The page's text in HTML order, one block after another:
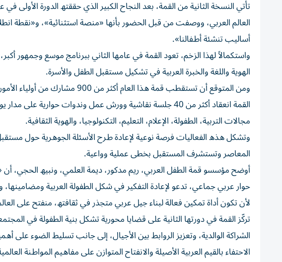
اﻟﻌﺎﻟﻢ اﻟﻌﺮﺑﻲ، ووﺻﻔﺖ ﻣﻦ ﻗﺒﻞ اﻟﺤﻀﻮر ﺑﺄﻧﮭﺎ «ﻣﻨﺼﺔ اﺳﺘﺜﻨﺎﺋﯿﺔ»، و«ﻧﻘﻄﺔ
أﺳﺎﻟﯿﺐ ﺗﻨﺸﺌﺔ أطﻔﺎﻟﻨﺎ».
واﺳﺘﻜﻤﺎﻻً ﻟﮭﺬا اﻟﺰﺧﻢ، ﺗﻌﻮد اﻟﻘﻤﺔ ﻓﻲ ﻋﺎﻣﮭﺎ اﻟﺜﺎﻧﻲ ﺑﺒﺮﻧﺎﻣﺞ ﻣﻮﺳﻊ وﺟﻤﮭﻮر
اﻟﮭﻮﯾﺔ واﻟﻠﻐﺔ واﻟﺨﺒﺮة اﻟﻌﺮﺑﯿﺔ ﻓﻲ ﺗﺸﻜﯿﻞ ﻣﺴﺘﻘﺒﻞ اﻟﻄﻔﻞ واﻷﺳﺮة.
وﻣﻦ اﻟﻤﺘﻮﻗﻊ أن ﺗﺴﺘﻘﻄﺐ ﻗﻤﺔ ھﺬا
اﻟﻘﻤﺔ اﻧﻌﻘﺎد أﻛﺜﺮ ﻣﻦ 40 ﺟﻠﺴﺔ ﻧﻘﺎﺷﯿﺔ وورش ﻋﻤﻞ وﻧﺪوات
ﻣﺠﺎﻻت اﻟﺘﺮﺑﯿﺔ، اﻟﻄﻔﻮﻟﺔ، اﻹﻋﻼم، اﻟﺘﻌﻠﯿﻢ، اﻟﺘﻜﻨﻮﻟﻮﺟﯿﺎ، واﻟﮭﻮﯾﺔ اﻟﺜﻘﺎﻓﯿﺔ.
وﺗﺸﻜﻞ ھﺬه اﻟﻔﻌﺎﻟﯿﺎت ﻓﺮﺻﺔ ﻧﻮﻋﯿﺔ ﻹﻋﺎدة طﺮح اﻷﺳﺌﻠﺔ اﻟﺠﻮھﺮﯾﺔ ﺣﻮل
اﻟﻤﻌﺎﺻﺮ وﺗﺴﺘﺸﺮف اﻟﻤﺴﺘﻘﺒﻞ ﺑﺨﻄﻰ ﻋﻤﻠﯿﺔ وواﻋﯿﺔ.
أوﺿﺢ ﻣﺆﺳﺴﻮ ﻗﻤﺔ اﻟﻄﻔﻞ اﻟﻌﺮﺑﻲ، رﯾﻢ ﻣﺪﻛﻮر، دﯾﻤﺔ اﻟﻌﻠﻤﻲ، وﻧﺒﯿﮫ اﻟﺤﺠﻲ،
ﺣﻮار ﻋﺮﺑﻲ ﺟﻤﺎﻋﻲ، ﺗﺪﻋﻮ ﻹﻋﺎدة اﻟﺘﻔﻜﯿﺮ ﻓﻲ ﺷﻜﻞ اﻟﻄﻔﻮﻟﺔ اﻟﻌﺮﺑﯿﺔ
ﻷن ﺗﻜﻮن أداة ﺗﻤﻜﯿﻦ ﻓﻌﺎﻟﺔ ﻟﺒﻨﺎء ﺟﯿﻞ ﻋﺮﺑﻲ ﻣﺘﺠﺬر ﻓﻲ ﺛﻘﺎﻓﺘﮫ، ﻣﻨﻔﺘﺢ ﻋﻠﻰ
ﺗﺮﻛّﺰ اﻟﻘﻤﺔ ﻓﻲ دورﺗﮭﺎ اﻟﺜﺎﻧﯿﺔ ﻋﻠﻰ ﻗﻀﺎﯾﺎ ﻣﺤﻮرﯾﺔ ﺗﺸﻜﻞ ﺑﻨﯿﺔ اﻟﻄﻔﻮﻟﺔ ﻓﻲ
اﻟﺸﺮاﻛﺔ اﻟﻮاﻟﺪﯾﺔ، وﺗﻌﺰﯾﺰ اﻟﺮواﺑﻂ ﺑﯿﻦ اﻷﺟﯿﺎل، إﻟﻰ ﺟﺎﻧﺐ ﺗﺴﻠﯿﻂ اﻟﻀﻮء ﻋﻠﻰ
اﻻﺣﺘﻔﺎء ﺑﺎﻟﻘﯿﻢ اﻟﻌﺮﺑﯿﺔ اﻷﺻﯿﻠﺔ واﻻﻧﻔﺘﺎح اﻟﻤﺘﻮازن ﻋﻠﻰ ﻣﻔﺎھﯿﻢ اﻟﻤﻮاطﻨﺔ